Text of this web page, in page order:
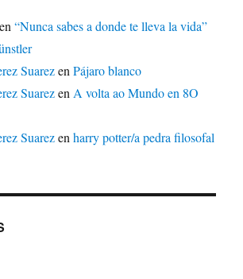
en“Nunca sabes a donde te lleva la vida”
SuarezenPájaro blanco
Suarezen A volta ao Mundo en 8O
Suarezenharry potter/a pedra filosofal